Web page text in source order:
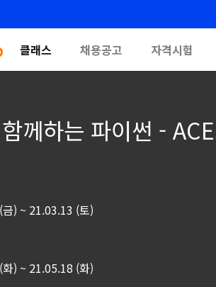
클래스 채용공고 자격시험
께하는 파이썬 -
) ~ 21.03.13 (토)
) ~ 21.05.18 (화)